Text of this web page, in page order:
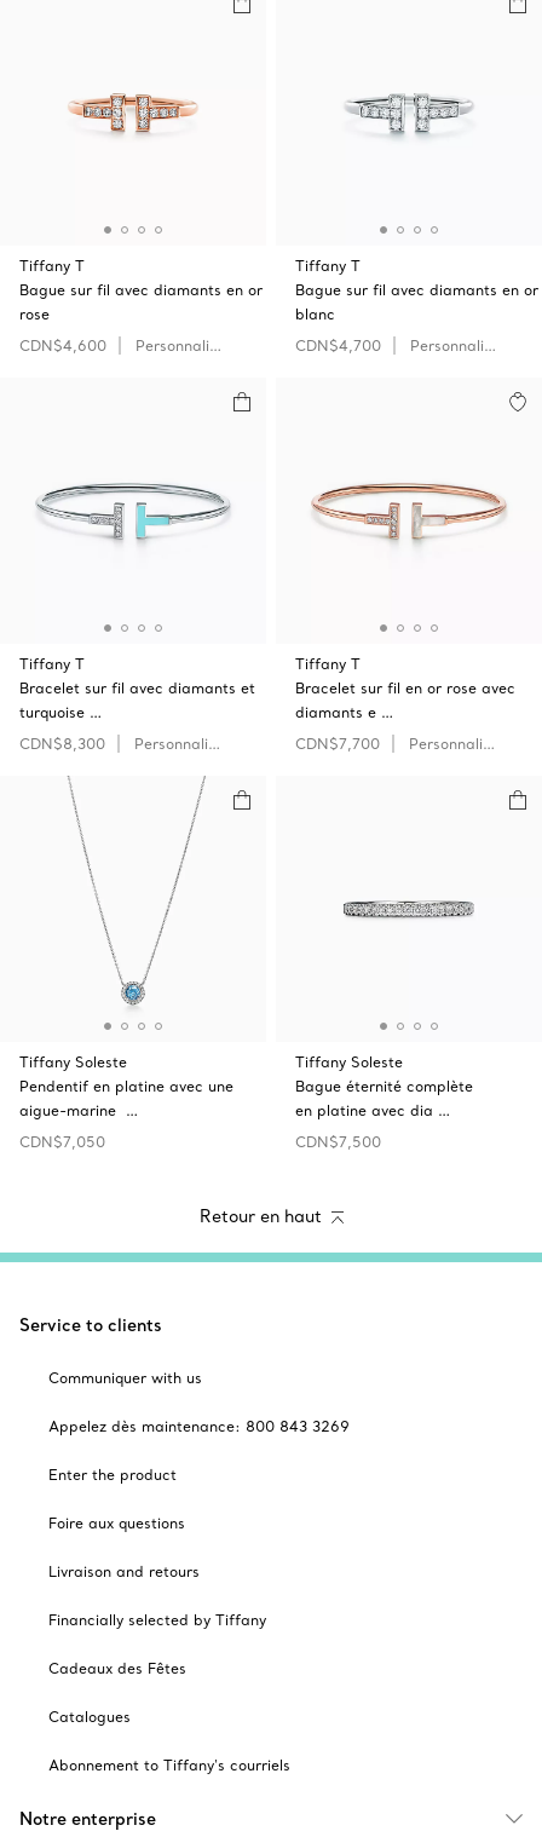
Tiffany T
Bague sur fil avec diamants en or
rose
CDN$4,600
Personnaliser
Tiffany T
Bague sur fil avec diamants en or
blanc
CDN$4,700
Personnaliser
Tiffany T
Bracelet sur fil avec diamants et
turquoise …
CDN$8,300
Personnaliser
Tiffany T
Bracelet sur fil en or rose avec
diamants e …
CDN$7,700
Personnaliser
Tiffany Soleste
Pendentif en platine avec une
aigue-marine …
CDN$7,050
Tiffany Soleste
Bague éternité complète
en platine avec dia …
CDN$7,500
Retour en haut
Service to clients
Communiquer with us
Appelez dès maintenance: 800 843 3269
Enter the product
Foire aux questions
Livraison and retours
Financially selected by Tiffany
Cadeaux des Fêtes
Catalogues
Abonnement to Tiffany's courriels
Notre enterprise